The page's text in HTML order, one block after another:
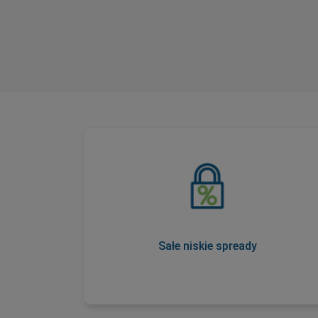
Sałe niskie spready
W ramach naszej Obietnicy przejrzystości
cen, nasze spready nigdy nie ulegają
zmianom podczas godzin handlowych, więc